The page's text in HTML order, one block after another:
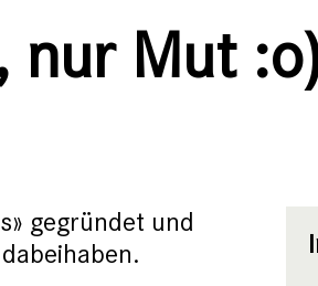
nur Mut
gegründet und